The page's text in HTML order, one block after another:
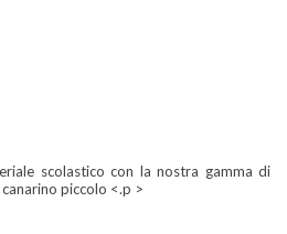
scolastico con la nostra gamma di
piccolo <.p >